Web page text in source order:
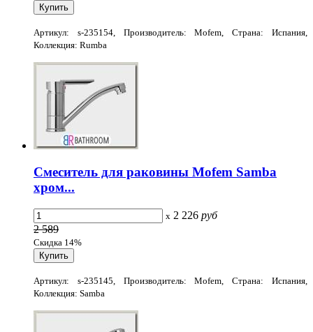
Артикул: s-235154, Производитель: Mofem, Страна: Испания,
Коллекция: Rumba
Смеситель для раковины Mofem Samba
хром...
x 2 226 руб
2 589
Скидка 14%
Артикул: s-235145, Производитель: Mofem, Страна: Испания,
Коллекция: Samba